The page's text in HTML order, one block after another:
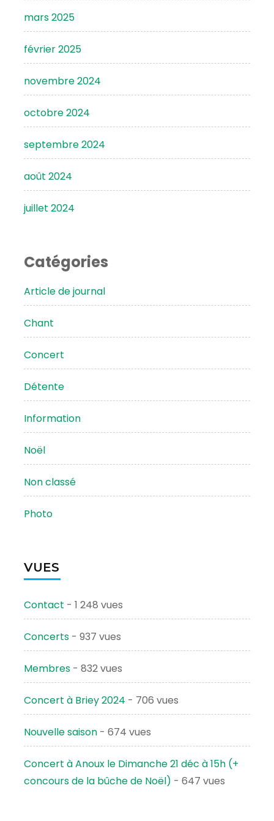
mars 2025
février 2025
novembre 2024
octobre 2024
septembre 2024
août 2024
juillet 2024
Catégories
Article de journal
Chant
Concert
Détente
Information
Noël
Non classé
Photo
VUES
Contact - 1 248 vues
Concerts - 937 vues
Membres - 832 vues
Concert à Briey 2024 - 706 vues
Nouvelle saison - 674 vues
Concert à Anoux le Dimanche 21 déc à 15h (+
concours de la bûche de Noël) - 647 vues